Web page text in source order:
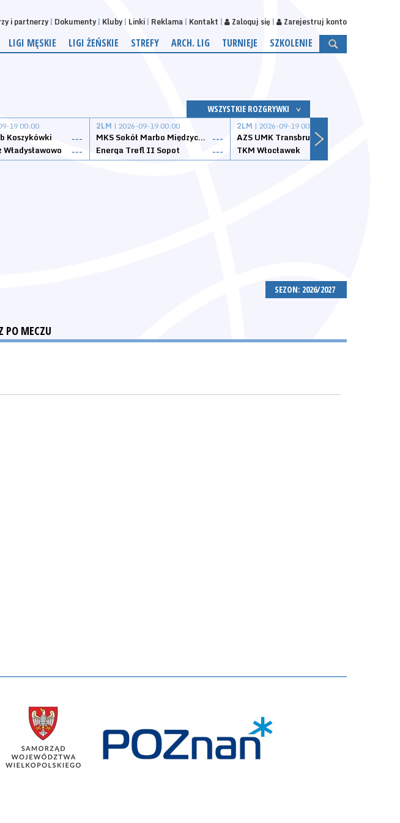
i partnerzy Dokumenty Kluby Linki Reklama Kontakt Zaloguj się Zarejestruj konto
LIGI MĘSKIE LIGI ŻEŃSKIE STREFY ARCH. LIG TURNIEJE SZKOLENIE
WSZYSTKIE ROZGRYWKI
19 00:00
Koszykówki
---
Władysławowo
---
2LM | 2026-09-19 00:00
MKS Sokół Marbo Międzychód ---
Energa Trefl II Sopot
---
2LM | 2026-09-19 00:00
AZS UMK Transbruk Toruń
TKM Włocławek
SEZON: 2026/2027
PO MECZU